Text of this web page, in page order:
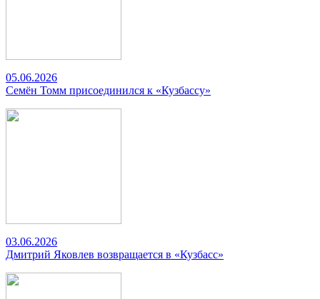
05.06.2026
Семён Томм присоединился к «Кузбассу»
03.06.2026
Дмитрий Яковлев возвращается в «Кузбасс»